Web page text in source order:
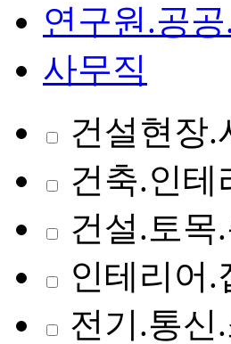
연구원.공
사무직
건설현장.
건축.인테
건설.토목
인테리어.
전기.통신